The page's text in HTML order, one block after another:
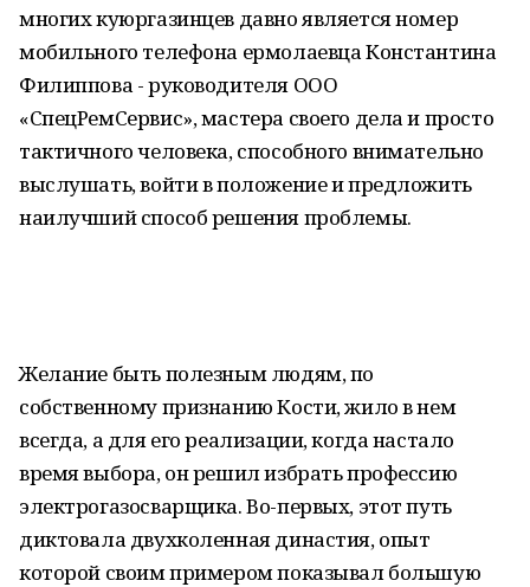
многих куюргазинцев давно является номер
мобильного телефона ермолаевца Константина
Филиппова - руководителя ООО
«СпецРемСервис», мастера своего дела и просто
тактичного человека, способного внимательно
выслушать, войти в положение и предложить
наилучший способ решения проблемы.
Желание быть полезным людям, по
собственному признанию Кости, жило в нем
всегда, а для его реализации, когда настало
время выбора, он решил избрать профессию
электрогазосварщика. Во-первых, этот путь
диктовала двухколенная династия, опыт
которой своим примером показывал большую